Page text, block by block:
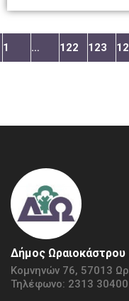
1 … 122 123
Δήμος Ωραιοκάστρου
Κομνηνών 76, 57013
Τηλέφωνο: 2313